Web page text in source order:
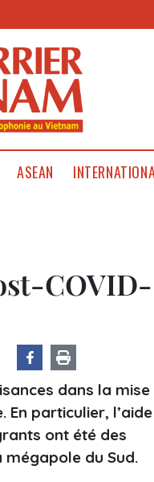
ASEAN
COVID-
dans la mise
particulier, l’aide
ont été des
du Sud.